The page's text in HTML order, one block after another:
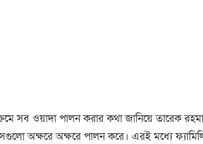
সব ওয়াদা পালন করার কথা জানিয়ে তারেক
অক্ষরে অক্ষরে পালন করে। এরই মধ্যে ফ্যামিলি